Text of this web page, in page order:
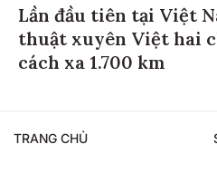
Lần đầu tiên tại Việt
thuật xuyên Việt hai
cách xa 1.700 km
TRANG CHỦ